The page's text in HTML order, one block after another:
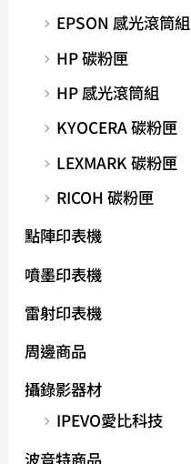
EPSON 感光滾筒組
HP 碳粉匣
HP 感光滾筒組
KYOCERA 碳粉匣
LEXMARK 碳粉匣
RICOH 碳粉匣
點陣印表機
噴墨印表機
雷射印表機
周邊商品
攝錄影器材
IPEVO愛比科技
波音特商品